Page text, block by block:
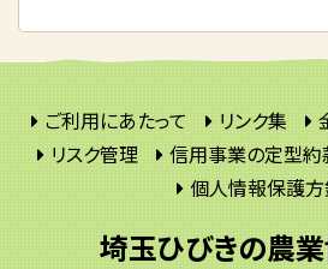
ご利用にあたって リンク集
リスク管理
信用事業の定型約
個人情報保護
埼玉ひびきの農